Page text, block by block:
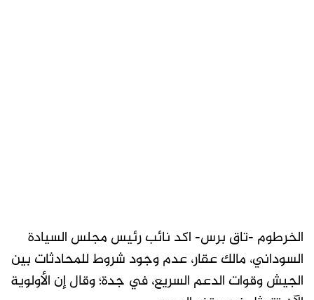
الخرطوم -تاق برس- اكد نائب رئيس مجلس السيادة
السوداني، مالك عقار، عدم وجود شروط للمحادثات بين
الجيش وقوات الدعم السريع، في جدة؛ وقال إن الأولوية